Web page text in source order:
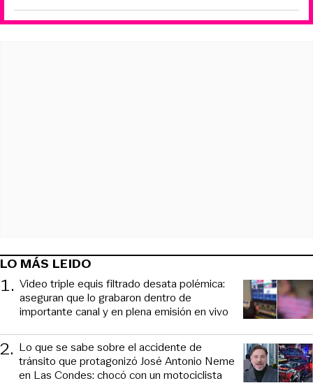
LO MÁS LEIDO
1. Video triple equis filtrado desata polémica:
aseguran que lo grabaron dentro de
importante canal y en plena emisión en vivo
2. Lo que se sabe sobre el accidente de
tránsito que protagonizó José Antonio Neme
en Las Condes: chocó con un motociclista